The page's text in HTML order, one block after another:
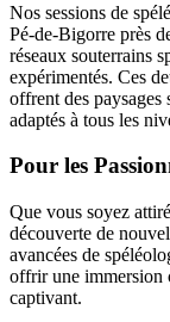
Nos sessions de
Pé-de-Bigorre près
réseaux souterrains
expérimentés. Ces
offrent des paysages
adaptés à tous les
Pour les
Que vous soyez
découverte de
avancées de
offrir une immersion
captivant.